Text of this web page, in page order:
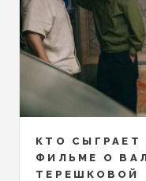
КТО СЫГРАЕТ
ФИЛЬМЕ О
ТЕРЕШКОВОЙ